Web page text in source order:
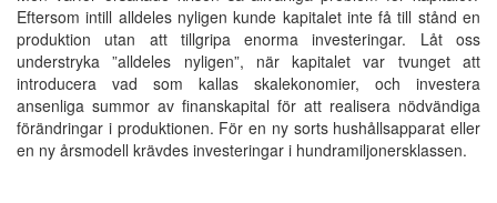
Eftersom intill alldeles nyligen kunde kapitalet inte få till stånd en
produktion utan att tillgripa enorma investeringar. Låt oss
understryka ”alldeles nyligen”, när kapitalet var tvunget att
introducera vad som kallas skalekonomier, och investera
ansenliga summor av finanskapital för att realisera nödvändiga
förändringar i produktionen. För en ny sorts hushållsapparat eller
en ny årsmodell krävdes investeringar i hundramiljonersklassen.